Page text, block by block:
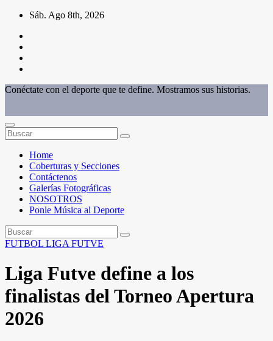
Saltar
contenido
Sáb. Ago 8th, 2026
Conéctate con el deporte que te define. Mostramos sus historias.
Home
Coberturas y Secciones
Contáctenos
Galerías Fotográficas
NOSOTROS
Ponle Música al Deporte
FUTBOL LIGA FUTVE
Liga Futve define a los
finalistas del Torneo Apertura
2026